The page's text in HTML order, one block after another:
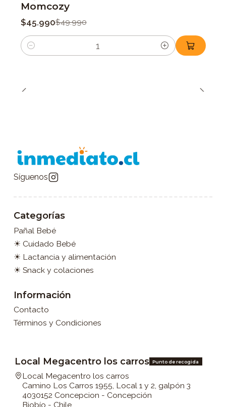
Momcozy
$45.990$49.990
Cantidad
Síguenos
Categorías
Pañal Bebé
☀ Cuidado Bebé
☀ Lactancia y alimentación
☀ Snack y colaciones
Información
Contacto
Términos y Condiciones
Local Megacentro los carros Punto de recogida
Local Megacentro los carros
Camino Los Carros 1955, Local 1 y 2, galpón 3
4030152 Concepcion - Concepción
Biobío - Chile